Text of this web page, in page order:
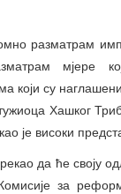
разматрам
мјере
који су
Хашког
је високи
да ће своју
за